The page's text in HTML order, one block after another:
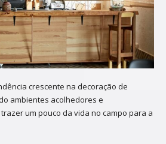
crescente na decoração de
ambientes acolhedores e
um pouco da vida no campo para a